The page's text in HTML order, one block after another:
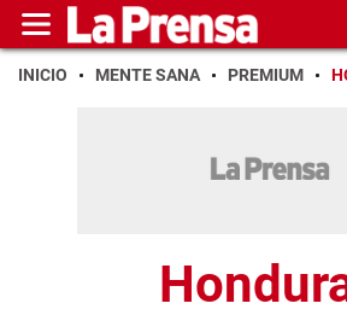
INICIO MENTE SANA PREMIUM